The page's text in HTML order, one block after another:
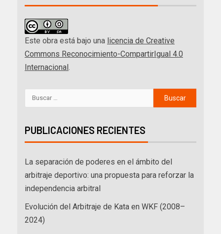
Este obra está bajo una licencia de Creative
Commons Reconocimiento-CompartirIgual 4.0
Internacional.
PUBLICACIONES RECIENTES
La separación de poderes en el ámbito del
arbitraje deportivo: una propuesta para reforzar la
independencia arbitral
Evolución del Arbitraje de Kata en WKF (2008–
2024)